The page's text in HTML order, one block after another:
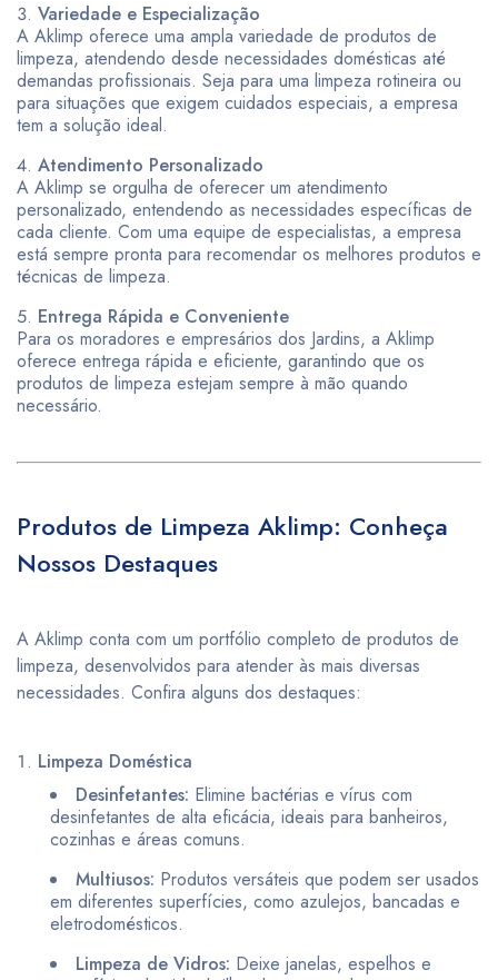
Variedade e Especialização
A Aklimp oferece uma ampla variedade de produtos de
limpeza, atendendo desde necessidades domésticas até
demandas profissionais. Seja para uma limpeza rotineira ou
para situações que exigem cuidados especiais, a empresa
tem a solução ideal.
Atendimento Personalizado
A Aklimp se orgulha de oferecer um atendimento
personalizado, entendendo as necessidades específicas de
cada cliente. Com uma equipe de especialistas, a empresa
está sempre pronta para recomendar os melhores produtos e
técnicas de limpeza.
Entrega Rápida e Conveniente
Para os moradores e empresários dos Jardins, a Aklimp
oferece entrega rápida e eficiente, garantindo que os
produtos de limpeza estejam sempre à mão quando
necessário.
Produtos de Limpeza Aklimp: Conheça
Nossos Destaques
A Aklimp conta com um portfólio completo de produtos de
limpeza, desenvolvidos para atender às mais diversas
necessidades. Confira alguns dos destaques:
Limpeza Doméstica
Desinfetantes: Elimine bactérias e vírus com
desinfetantes de alta eficácia, ideais para banheiros,
cozinhas e áreas comuns.
Multiusos: Produtos versáteis que podem ser usados
em diferentes superfícies, como azulejos, bancadas e
eletrodomésticos.
Limpeza de Vidros: Deixe janelas, espelhos e